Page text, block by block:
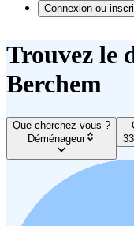
Connexion ou
Trouvez le
Berchem
Que cherchez-vous ?
Déménageur